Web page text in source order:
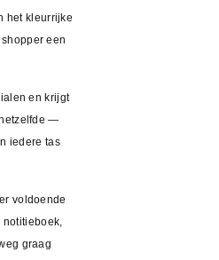
het kleurrijke
een
en krijgt
—
iedere tas
voldoende
notitieboek,
graag